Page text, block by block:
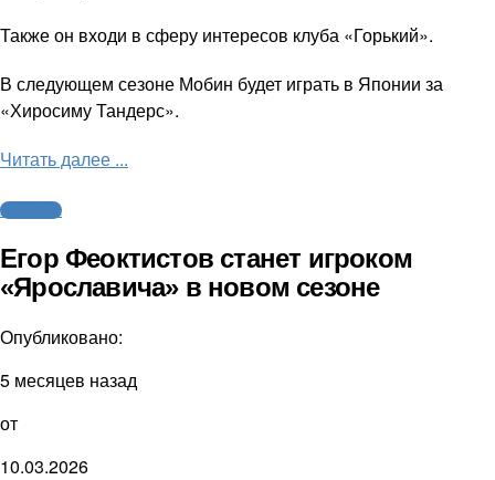
Также он входи в сферу интересов клуба «Горький».
В следующем сезоне Мобин будет играть в Японии за
«Хиросиму Тандерс».
Читать далее ...
Волейбол
Егор Феоктистов станет игроком
«Ярославича» в новом сезоне
Опубликовано:
5 месяцев назад
от
10.03.2026